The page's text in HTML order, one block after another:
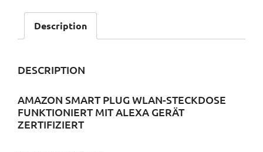
Description
DESCRIPTION
AMAZON SMART PLUG WLAN-STECKDOSE
FUNKTIONIERT MIT ALEXA GERÄT
ZERTIFIZIERT